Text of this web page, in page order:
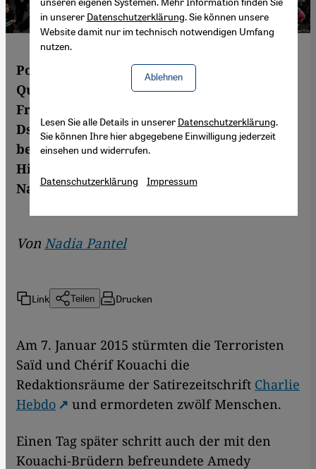
Politikwissenschaftler Hugo Micheron über
Quellen des islamistischen Terrorismus in
Frankreich, seine Gespräche mit
Dschihadisten - und über den nun
beginnenden Prozess gegen die
Hintermänner der Anschläge von 2015. Von
Nadia Pantel
Von Nadia Pantel
Link Teilen Drucken
Am 7. Januar 2015 stürmten die Terroristen
Saïd und Chérif Kouachi die
Redaktionsräume der Satirezeitschrift Charlie
Hebdo
und ermordeten zwölf Menschen.
Einen Tag später schritt auch der mit den
Kouachi-Brüdern befreundete Amedy
in unserer Datenschutzerklärung. Sie können unsere
Website damit nur im technisch notwendigen Umfang
nutzen.
Ablehnen
Lesen Sie alle Details in unserer Datenschutzerklärung.
Sie können Ihre hier abgegebene Einwilligung jederzeit
einsehen und widerrufen.
Datenschutzerklärung Impressum